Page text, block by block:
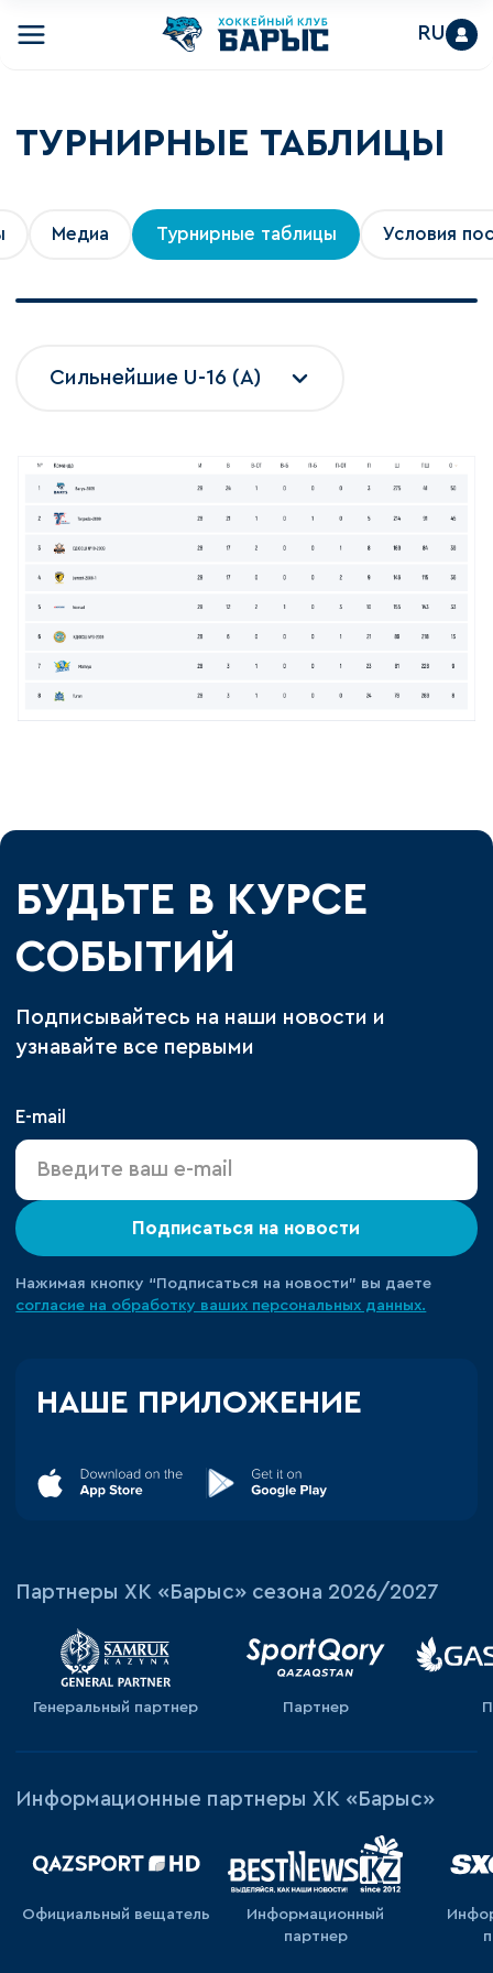
RU
ТУРНИРНЫЕ ТАБЛИЦЫ
Медиа Турнирные таблицы Условия
Сильнейшие U-16 (A)
БУДЬТЕ В КУРСЕ
СОБЫТИЙ
Подписывайтесь на наши новости и
узнавайте все первыми
E-mail
Подписаться на новости
Нажимая кнопку “Подписаться на новости” вы даете
согласие на обработку ваших персональных данных.
НАШЕ ПРИЛОЖЕНИЕ
Партнеры ХК «Барыс» сезона 2026/2027
Генеральный партнер Партнер
Информационные партнеры ХК «Барыс»
Официальный вещатель
Информационный
партнер